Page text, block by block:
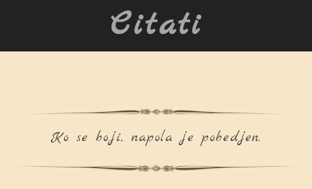
Citati
Ko se boji, napola je pobedjen.